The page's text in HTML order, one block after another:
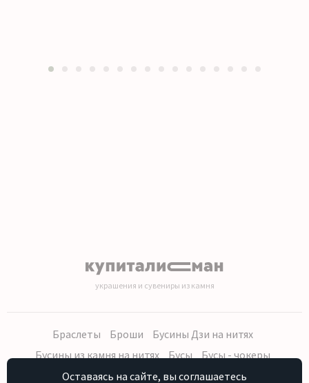
украшения и сувениры из камня
Браслеты Броши
Бусины Дзи на нитях
Бусины из камня на нитях
Бусы
Бусы - чокеры
Кольца, серьги
Кулоны Наборы (бусы, браслет, серьги)
Оставаясь на сайте, вы соглашаетесь